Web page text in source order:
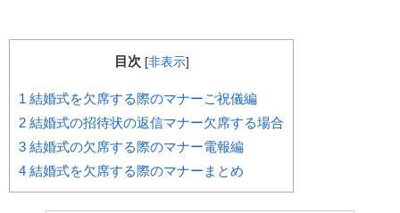
目次 [非表示]
1 結婚式を欠席する際のマナーご祝儀編
2 結婚式の招待状の返信マナー欠席する場合
3 結婚式の欠席する際のマナー電報編
4 結婚式を欠席する際のマナーまとめ